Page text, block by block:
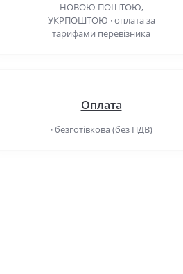
НОВОЮ ПОШТОЮ,
УКРПОШТОЮ · оплата за
тарифами перевізника
Оплата
· безготівкова (без ПДВ)